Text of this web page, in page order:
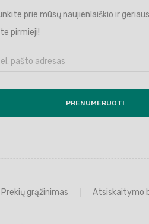
prie mūsų naujienlaiškio ir
pirmieji!
PRENUMERUOTI
Prekių grąžinimas Atsiskaitymo